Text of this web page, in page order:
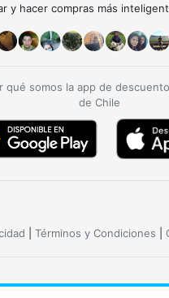
y hacer compras más
qué somos la app de
de Chile
Términos y Condiciones